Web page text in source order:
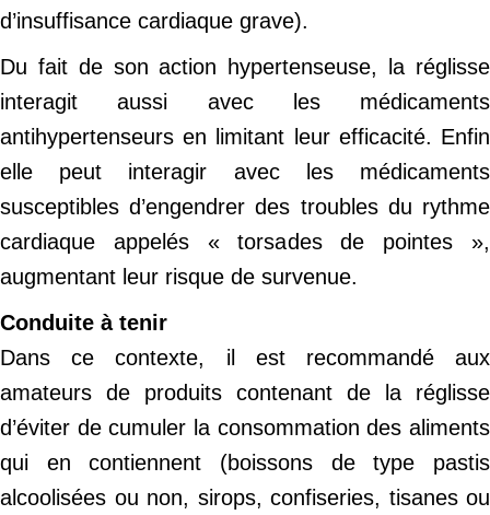
d’insuffisance cardiaque grave).
Du fait de son action hypertenseuse, la réglisse
interagit aussi avec les médicaments
antihypertenseurs en limitant leur efficacité. Enfin
elle peut interagir avec les médicaments
susceptibles d’engendrer des troubles du rythme
cardiaque appelés « torsades de pointes »,
augmentant leur risque de survenue.
Conduite à tenir
Dans ce contexte, il est recommandé aux
amateurs de produits contenant de la réglisse
d’éviter de cumuler la consommation des aliments
qui en contiennent (boissons de type pastis
alcoolisées ou non, sirops, confiseries, tisanes ou